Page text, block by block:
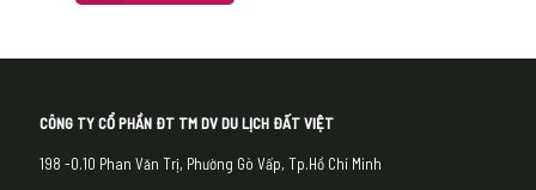
CÔNG TY CỔ PHẦN ĐT TM DV DU LỊCH ĐẤT VIỆT
198 -0.10 Phan Văn Trị, Phường Gò Vấp, Tp.Hồ Chí Minh